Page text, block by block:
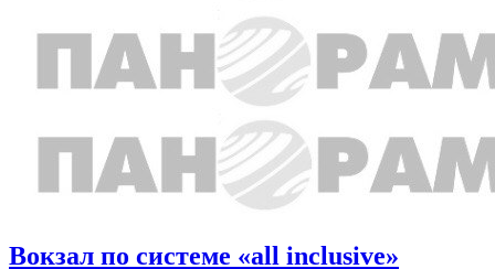
Вокзал по системе «all inclusive»